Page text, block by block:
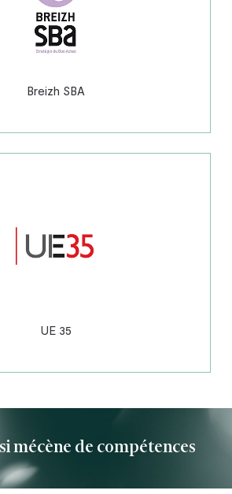
Breizh SBA
UE 35
mécène de compétences